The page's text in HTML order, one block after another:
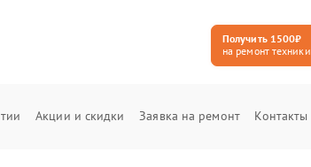
Получить 1500₽
на ремонт техники
Акции и скидки Заявка на ремонт Контакты